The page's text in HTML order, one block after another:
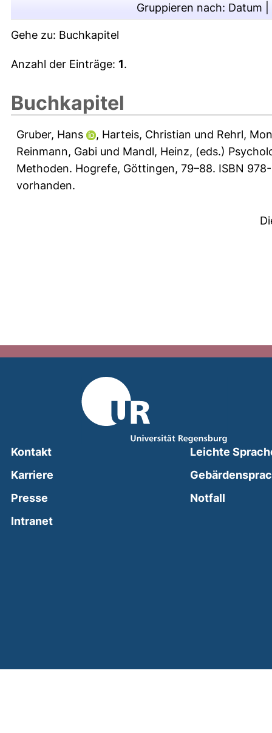
Gruppieren nach: Datum
Gehe zu: Buchkapitel
Anzahl der Einträge: 1.
Buchkapitel
Gruber, Hans , Harteis, Christian und Rehrl,
Reinmann, Gabi und Mandl, Heinz, (eds.)
Methoden. Hogrefe, Göttingen, 79–88. ISBN
vorhanden.
Kontakt
Karriere
Presse
Intranet(external link, opens in a new window)
Leichte
Notfall